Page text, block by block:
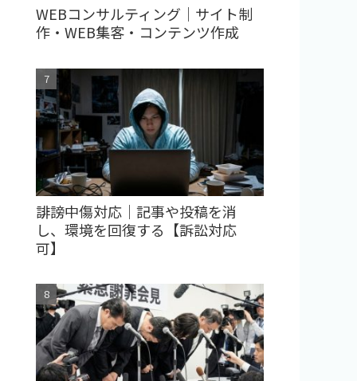
WEBコンサルティング｜サイト制
作・WEB集客・コンテンツ作成
誹謗中傷対応｜記事や投稿を消
し、環境を回復する【訴訟対応
可】